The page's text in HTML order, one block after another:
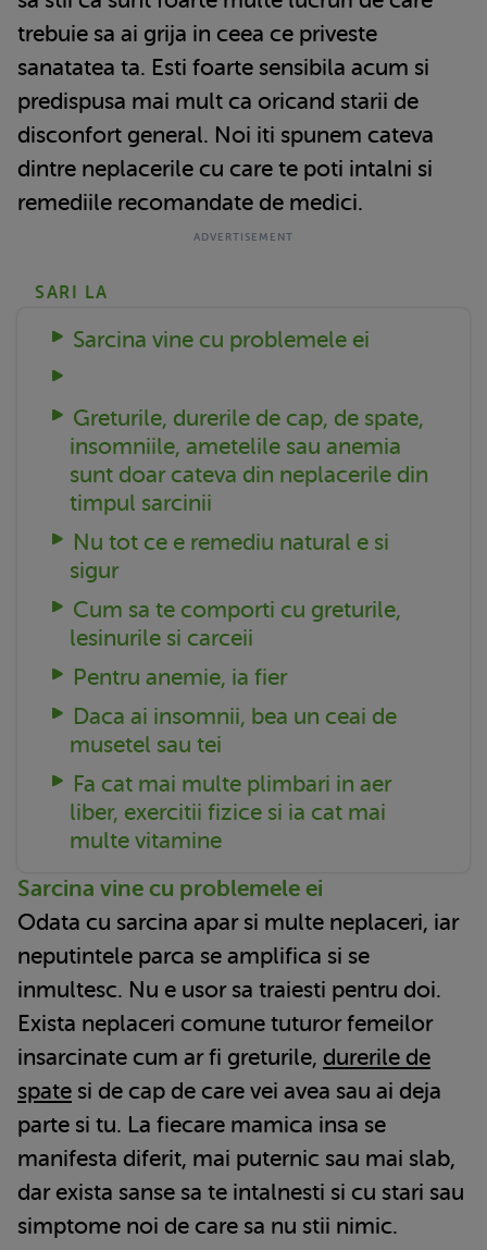
trebuie sa ai grija in ceea ce priveste
sanatatea ta. Esti foarte sensibila acum si
predispusa mai mult ca oricand starii de
disconfort general. Noi iti spunem cateva
dintre neplacerile cu care te poti intalni si
remediile recomandate de medici.
SARI LA
Sarcina vine cu problemele ei
Greturile, durerile de cap, de spate,
insomniile, ametelile sau anemia
sunt doar cateva din neplacerile din
timpul sarcinii
Nu tot ce e remediu natural e si
sigur
Cum sa te comporti cu greturile,
lesinurile si carceii
Pentru anemie, ia fier
Daca ai insomnii, bea un ceai de
musetel sau tei
Fa cat mai multe plimbari in aer
liber, exercitii fizice si ia cat mai
multe vitamine
Sarcina vine cu problemele ei
Odata cu sarcina apar si multe neplaceri, iar
neputintele parca se amplifica si se
inmultesc. Nu e usor sa traiesti pentru doi.
Exista neplaceri comune tuturor femeilor
insarcinate cum ar fi greturile, durerile de
spate si de cap de care vei avea sau ai deja
parte si tu. La fiecare mamica insa se
manifesta diferit, mai puternic sau mai slab,
dar exista sanse sa te intalnesti si cu stari sau
simptome noi de care sa nu stii nimic.